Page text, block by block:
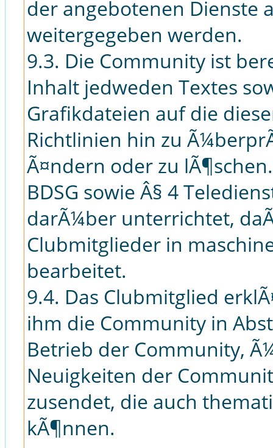
der angebotenen Dienste
weitergegeben werden.
9.3. Die Community ist
Inhalt jedweden Textes
Grafikdateien auf die
Richtlinien hin zu
Ã¤ndern oder zu
BDSG sowie Â§ 4
darÃ¼ber unterrichtet,
Clubmitglieder in
bearbeitet.
9.4. Das Clubmitglied
ihm die Community in
Betrieb der Community,
Neuigkeiten der
zusendet, die auch
kÃ¶nnen.